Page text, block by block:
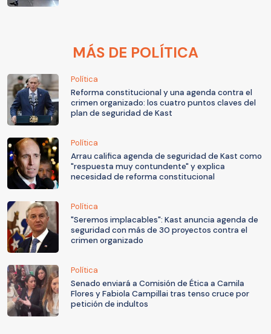
MÁS DE POLÍTICA
Política
Reforma constitucional y una agenda contra el
crimen organizado: los cuatro puntos claves del
plan de seguridad de Kast
Política
Arrau califica agenda de seguridad de Kast como
"respuesta muy contundente" y explica
necesidad de reforma constitucional
Política
"Seremos implacables": Kast anuncia agenda de
seguridad con más de 30 proyectos contra el
crimen organizado
Política
Senado enviará a Comisión de Ética a Camila
Flores y Fabiola Campillai tras tenso cruce por
petición de indultos